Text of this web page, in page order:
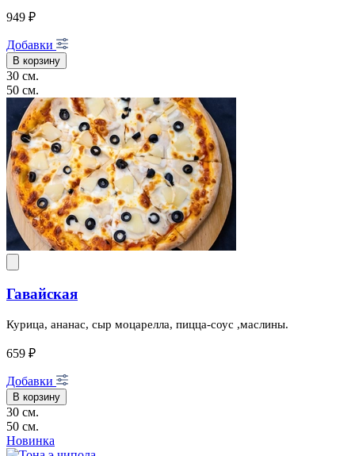
949 ₽
Добавки
В корзину
30 см.
50 см.
Гавайская
Курица, ананас, сыр моцарелла, пицца-соус ,маслины.
659 ₽
Добавки
В корзину
30 см.
50 см.
Новинка